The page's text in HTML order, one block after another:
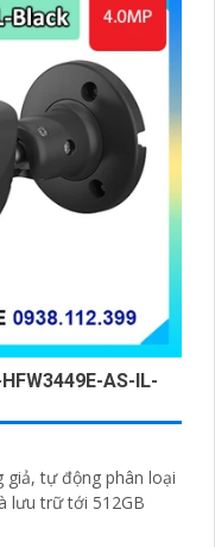
AS-IL-
giả, tự động phân loại
lưu trữ tới 512GB